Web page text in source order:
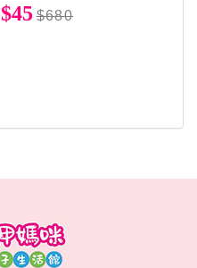
$45 $680